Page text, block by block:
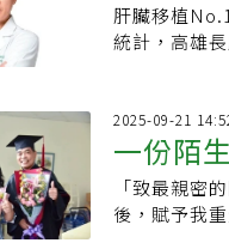
肝臟移植No.1 高雄長庚醫院／推動分肝移植 緩解器官短缺困境 根據健保署資料
統計，高雄
小患者，緩解器官短缺困境。 台灣
竭與肝癌為
患者因等待捐贈
此走出一條
成人，左葉
2025-09-21
一份陌
「致最親密
後，賦予我